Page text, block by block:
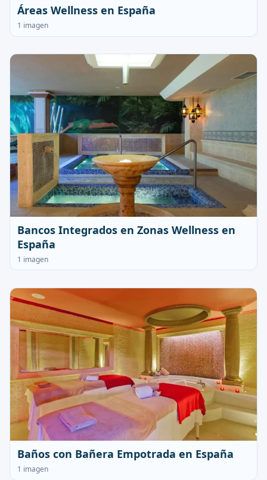
Áreas Wellness en España
1 imagen
Bancos Integrados en Zonas Wellness en
España
1 imagen
Baños con Bañera Empotrada en España
1 imagen